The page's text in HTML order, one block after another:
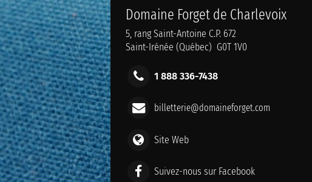
Domaine Forget de Charlevoix
5, rang Saint-Antoine C.P. 672
Saint-Irénée (Québec) G0T 1V0
1 888 336-7438
billetterie@domaineforget.com
Site Web
Suivez-nous sur Facebook